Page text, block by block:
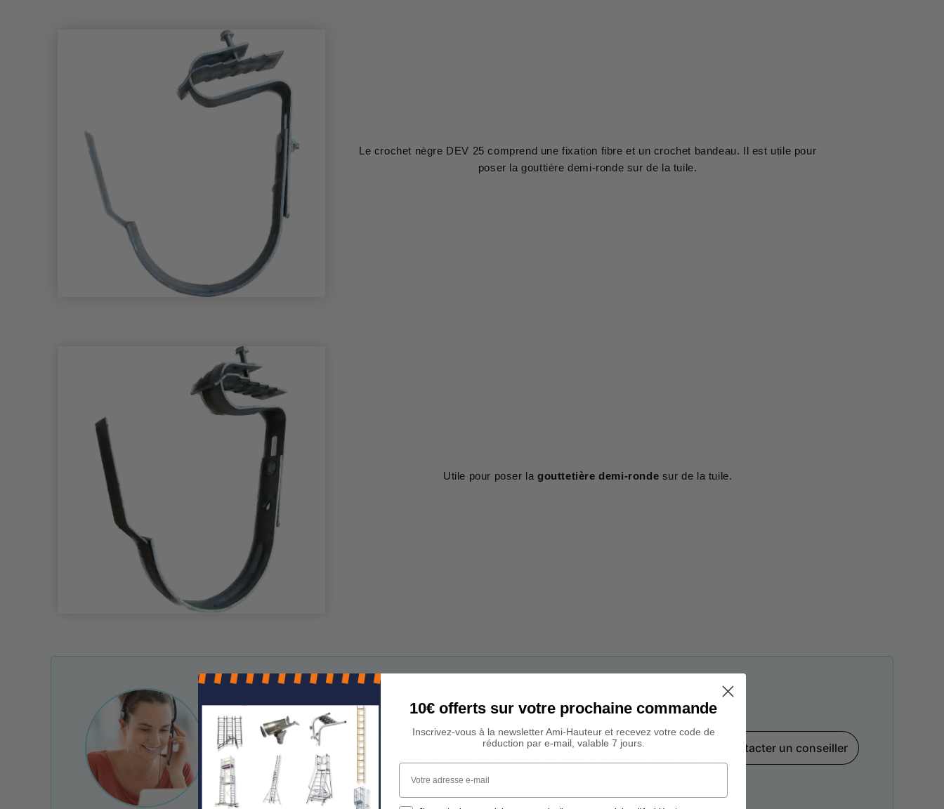
Le crochet nègre DEV 25 comprend une fixation fibre et un crochet bandeau. Il est utile pour
poser la gouttière demi-ronde sur de la tuile.
Utile pour poser la gouttetière demi-ronde sur de la tuile.
Une question ? Un conseil ?
Nos conseillers sont à votre écoute !
Notre service client est à votre disposition du lundi au vendredi de 9h00 à 17h00
e-mail et chat.
Contacter un conseiller
10€ offerts sur votre prochaine commande
Inscrivez-vous à la newsletter Ami-Hauteur et recevez votre code de
réduction par e-mail, valable 7 jours.
Votre adresse e-mail